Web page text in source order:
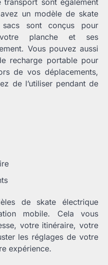
un modèle de skate
sont conçus pour
votre planche et ses
Vous pouvez aussi
recharge portable pour
de vos déplacements,
de l’utiliser pendant de
de skate électrique
mobile. Cela vous
votre itinéraire, votre
les réglages de votre
expérience.